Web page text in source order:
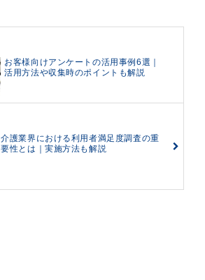
お客様向けアンケートの活用事例6選｜
活用方法や収集時のポイントも解説
介護業界における利用者満足度調査の重
要性とは｜実施方法も解説